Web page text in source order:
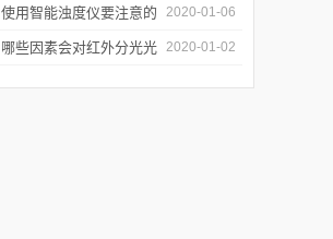
通知
使用智能浊度仪要注意的
几个要点
2020-01-06
哪些因素会对红外分光光 2020-01-02